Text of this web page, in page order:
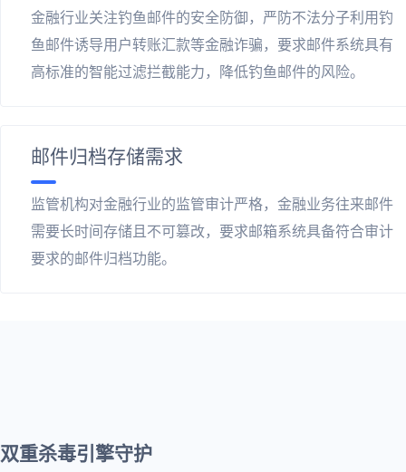
金融行业关注钓鱼邮件的安全防御，严防不法分子利用钓
鱼邮件诱导用户转账汇款等金融诈骗，要求邮件系统具有
高标准的智能过滤拦截能力，降低钓鱼邮件的风险。
邮件归档存储需求
监管机构对金融行业的监管审计严格，金融业务往来邮件
需要长时间存储且不可篡改，要求邮箱系统具备符合审计
要求的邮件归档功能。
双重杀毒引擎守护